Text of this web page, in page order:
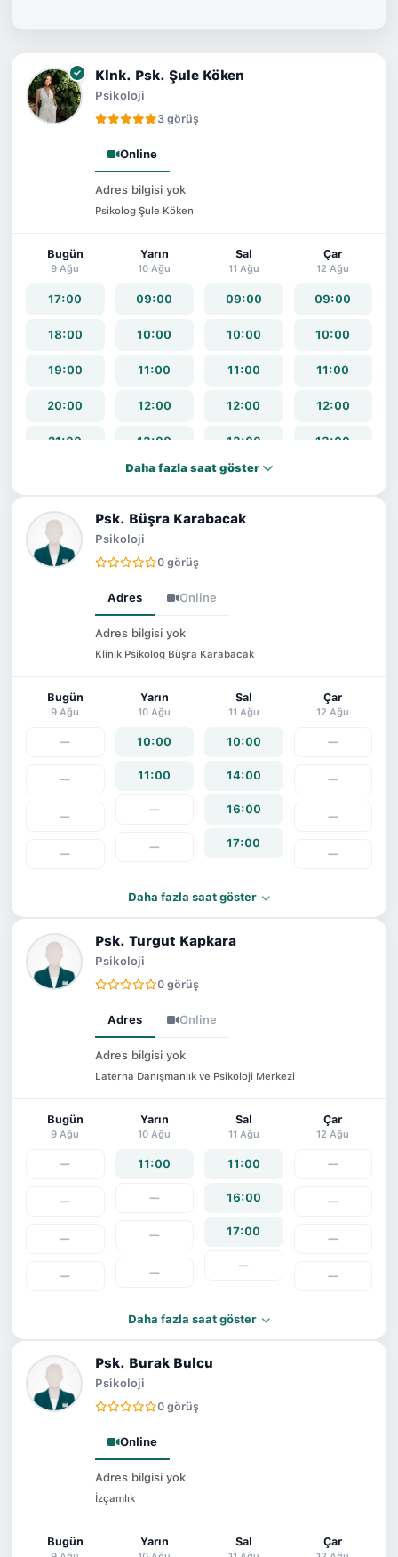
Klnk. Psk. Şule Köken
Psikoloji
3 görüş
Online
Adres bilgisi yok
Psikolog Şule Köken
Bugün
9 Ağu
17:00
18:00
19:00
20:00
21:00
Yarın
10 Ağu
09:00
10:00
11:00
12:00
13:00
15:00
16:00
18:00
19:00
20:00
Sal
11 Ağu
09:00
10:00
11:00
12:00
13:00
14:00
15:00
19:00
20:00
Çar
12 Ağu
09:00
10:00
11:00
12:00
13:00
20:00
Daha fazla saat göster
Psk. Büşra Karabacak
Psikoloji
0 görüş
Adres Online
Adres bilgisi yok
Klinik Psikolog Büşra Karabacak
Bugün
9 Ağu
—
—
—
—
Yarın
10 Ağu
10:00
11:00
—
—
Sal
11 Ağu
10:00
14:00
16:00
17:00
Çar
12 Ağu
—
—
—
—
Daha fazla saat göster
Psk. Turgut Kapkara
Psikoloji
0 görüş
Adres Online
Adres bilgisi yok
Laterna Danışmanlık ve Psikoloji Merkezi
Bugün
9 Ağu
—
—
—
—
Yarın
10 Ağu
11:00
—
—
—
Sal
11 Ağu
11:00
16:00
17:00
—
Çar
12 Ağu
—
—
—
—
Daha fazla saat göster
Psk. Burak Bulcu
Psikoloji
0 görüş
Online
Adres bilgisi yok
İzçamlık
Bugün Yarın Sal Çar